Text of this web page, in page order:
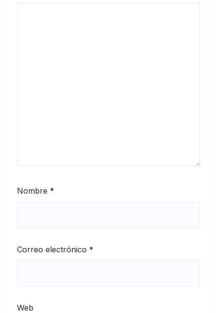
Nombre *
Correo electrónico *
Web